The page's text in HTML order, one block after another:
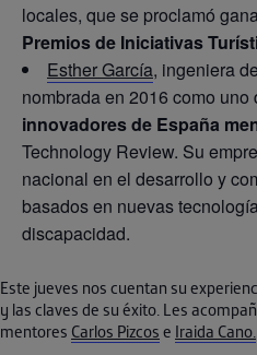
locales, que se proclamó
Premios de Iniciativas
Esther García, ingeniera
nombrada en 2016 como uno
innovadores de España
Technology Review. Su
nacional en el desarrollo y
basados en nuevas
discapacidad.
Este jueves nos cuentan su
y las claves de su éxito. Les
mentores Carlos Pizcos e Iraida Cano.